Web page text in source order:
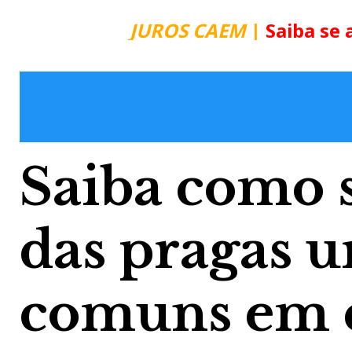
JUROS CAEM| Saiba se
Saiba como
das pragas
comuns em